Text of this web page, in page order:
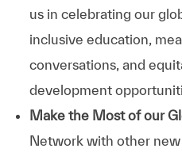
us in celebrating our
inclusive education,
conversations, and
development
Make the Most of our
Network with other